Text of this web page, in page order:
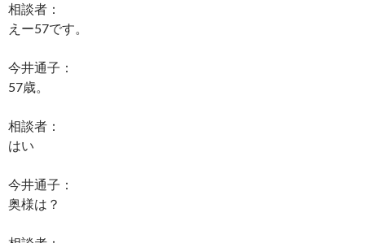
相談者：
えー57です。
今井通子：
57歳。
相談者：
はい
今井通子：
奥様は？